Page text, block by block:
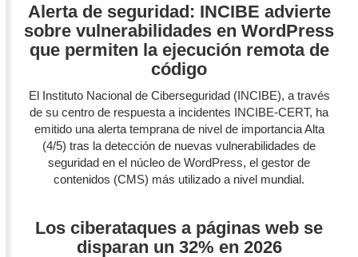
Alerta de seguridad: INCIBE advierte
sobre vulnerabilidades en WordPress
que permiten la ejecución remota de
código
El Instituto Nacional de Ciberseguridad (INCIBE), a través
de su centro de respuesta a incidentes INCIBE-CERT, ha
emitido una alerta temprana de nivel de importancia Alta
(4/5) tras la detección de nuevas vulnerabilidades de
seguridad en el núcleo de WordPress, el gestor de
contenidos (CMS) más utilizado a nivel mundial.
Los ciberataques a páginas web se
disparan un 32% en 2026